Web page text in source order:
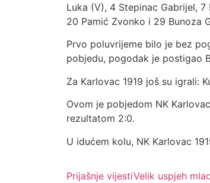
Luka (V), 4 Stepinac Gabrijel, 7
20 Pamić Zvonko i 29 Bunoza
Prvo poluvrijeme bilo je bez
pobjedu, pogodak je postigao
Za Karlovac 1919 još su igrali:
Ovom je pobjedom NK
rezultatom 2:0.
U idućem kolu, NK Karlovac
Prijašnje vijestiVelik uspjeh